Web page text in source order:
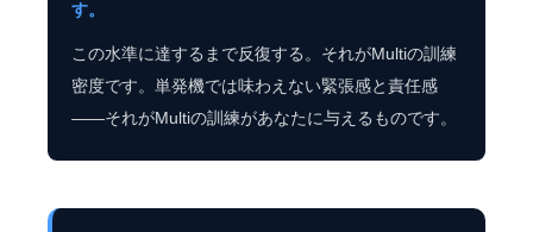
す。
この水準に達するまで反復する。それがMultiの訓練
密度です。単発機では味わえない緊張感と責任感
——それがMultiの訓練があなたに与えるものです。